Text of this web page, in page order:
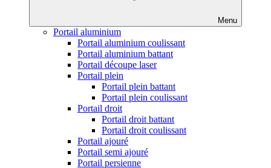
Menu
Portail aluminium
Portail aluminium coulissant
Portail aluminium battant
Portail découpe laser
Portail plein
Portail plein battant
Portail plein coulissant
Portail droit
Portail droit battant
Portail droit coulissant
Portail ajouré
Portail semi ajouré
Portail persienne